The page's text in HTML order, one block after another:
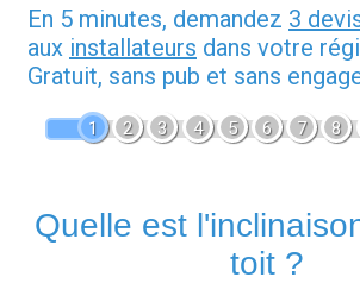
En 5 minutes, demandez 3
aux installateurs dans votre
Gratuit, sans pub et sans
1 2 3 4 5 6 7 8
Quelle est
toit ?